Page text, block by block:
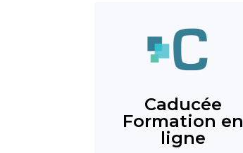
Caducée
Formation en
ligne